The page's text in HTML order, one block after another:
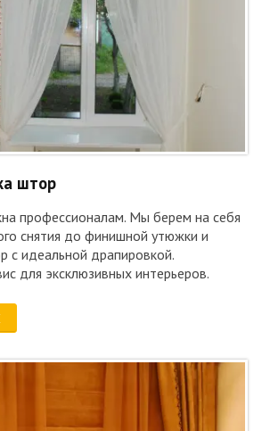
штор
профессионалам. Мы берем на себя
снятия до финишной утюжки и
с идеальной драпировкой.
для эксклюзивных интерьеров.